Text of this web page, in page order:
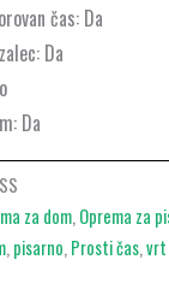
čas: Da
Da
Da
za dom,Oprema za
,pisarno,Prosti čas,vrt